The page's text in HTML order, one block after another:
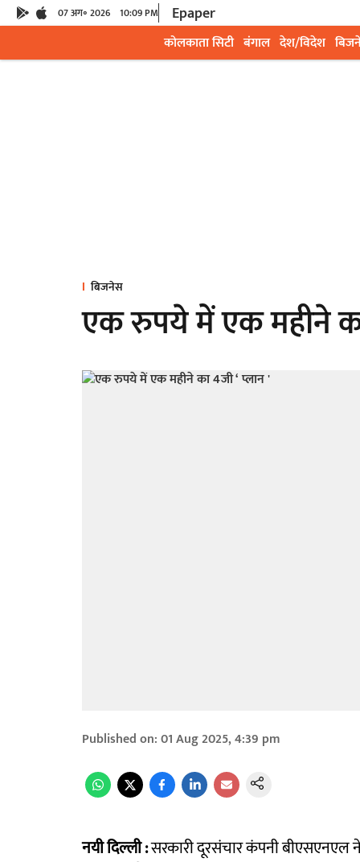
07 अग॰ 2026 10:09 PM Epaper
कोलकाता सिटी बंगाल देश/विदेश
बिजनेस
एक रुपये में एक महीने
Published on:01 Aug 2025, 4:39 pm
नयी दिल्ली :सरकारी दूरसंचार कंपनी बीएसएनएल